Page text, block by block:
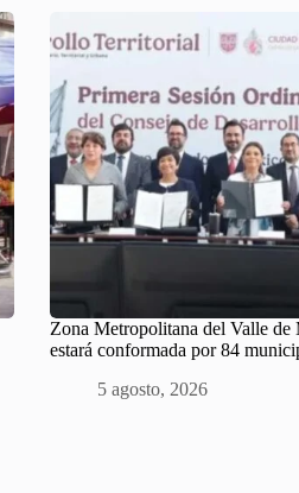
Zona Metropolitana del Valle de
estará conformada por 84
5 agosto, 2026